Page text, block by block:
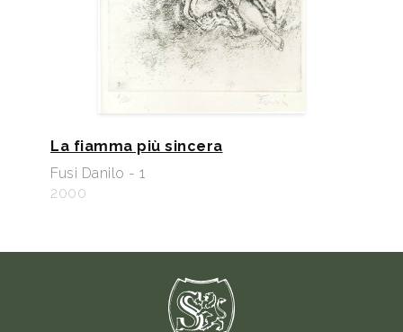
La fiamma più sincera
Fusi Danilo - 1
2000